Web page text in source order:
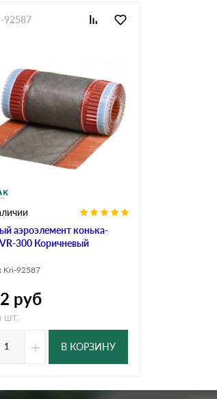
аэроэлемент конька-
300 Коричневый
92587
Kri-92587
руб
шт.
+ В КОРЗИНУ